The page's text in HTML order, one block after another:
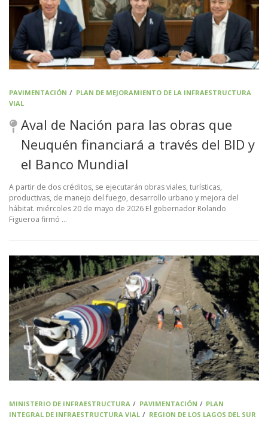
PAVIMENTACIÓN / PLAN DE MEJORAMIENTO DE LA INFRAESTRUCTURA
VIAL
Aval de Nación para las obras que
Neuquén financiará a través del BID y
el Banco Mundial
A partir de dos créditos, se ejecutarán obras viales, turísticas,
productivas, de manejo del fuego, desarrollo urbano y mejora del
hábitat. miércoles 20 de mayo de 2026 El gobernador Rolando
Figueroa firmó …
MINISTERIO DE INFRAESTRUCTURA / PAVIMENTACIÓN / PLAN
INTEGRAL DE INFRAESTRUCTURA VIAL / REGION DE LOS LAGOS DEL SUR